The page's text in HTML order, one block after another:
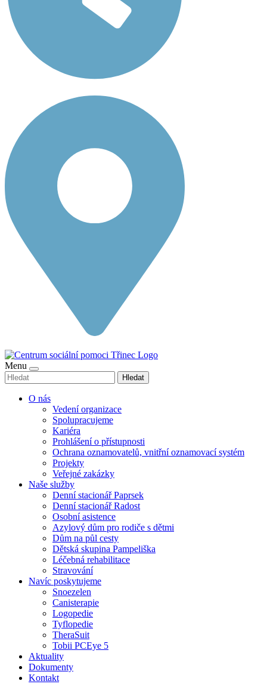
Menu
Hledat
O nás
Vedení organizace
Spolupracujeme
Kariéra
Prohlášení o přístupnosti
Ochrana oznamovatelů, vnitřní oznamovací systém
Projekty
Veřejné zakázky
Naše služby
Denní stacionář Paprsek
Denní stacionář Radost
Osobní asistence
Azylový dům pro rodiče s dětmi
Dům na půl cesty
Dětská skupina Pampeliška
Léčebná rehabilitace
Stravování
Navíc poskytujeme
Snoezelen
Canisterapie
Logopedie
Tyflopedie
TheraSuit
Tobii PCEye 5
Aktuality
Dokumenty
Kontakt